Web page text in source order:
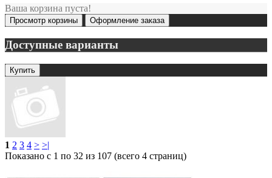
Ваша корзина пуста!
Просмотр корзины Оформление заказа
Доступные варианты
1 2 3 4 > >|
Показано с 1 по 32 из 107 (всего 4 страниц)